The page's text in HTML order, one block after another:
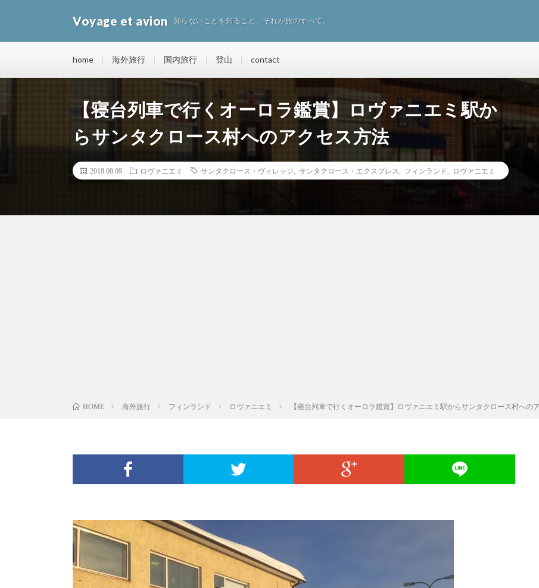
Voyage et avion 知らないことを知ること、それが旅のすべて。
home 海外旅行 国内旅行 登山 contact
【寝台列車で行くオーロラ鑑賞】ロヴァニエミ駅か
らサンタクロース村へのアクセス方法
2018.08.09 ロヴァニエミ サンタクロース・ヴィレッジ サンタクロース・エクスプレス フィンランド ロヴァニエミ
HOME 海外旅行 フィンランド ロヴァニエミ 【寝台列車で行くオーロラ鑑賞】ロヴァニエミ駅からサンタクロース村への